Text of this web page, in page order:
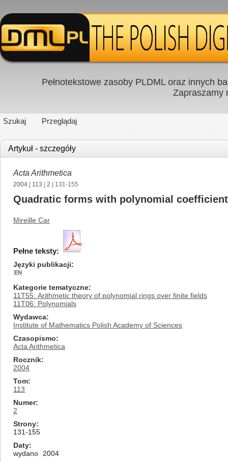
Pełnotekstowe zasoby PLDML oraz innych
Zapraszamy
Szukaj Przeglądaj
Artykuł - szczegóły
Acta Arithmetica
2004 113 2 | 131-155
Quadratic forms with polynomial
Mireille Car
Pełne teksty:
Języki publikacji
EN
Kategorie tematyczne
11T55: Arithmetic theory of polynomial rings over finite fields
11T06: Polynomials
Wydawca
Institute of Mathematics Polish Academy of Sciences
Czasopismo
Acta Arithmetica
Rocznik
2004
Tom
113
Numer
2
Strony
131-155
Daty
wydano
2004